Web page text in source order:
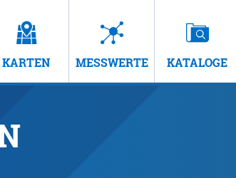
KARTEN MESSWERTE KATALOGE